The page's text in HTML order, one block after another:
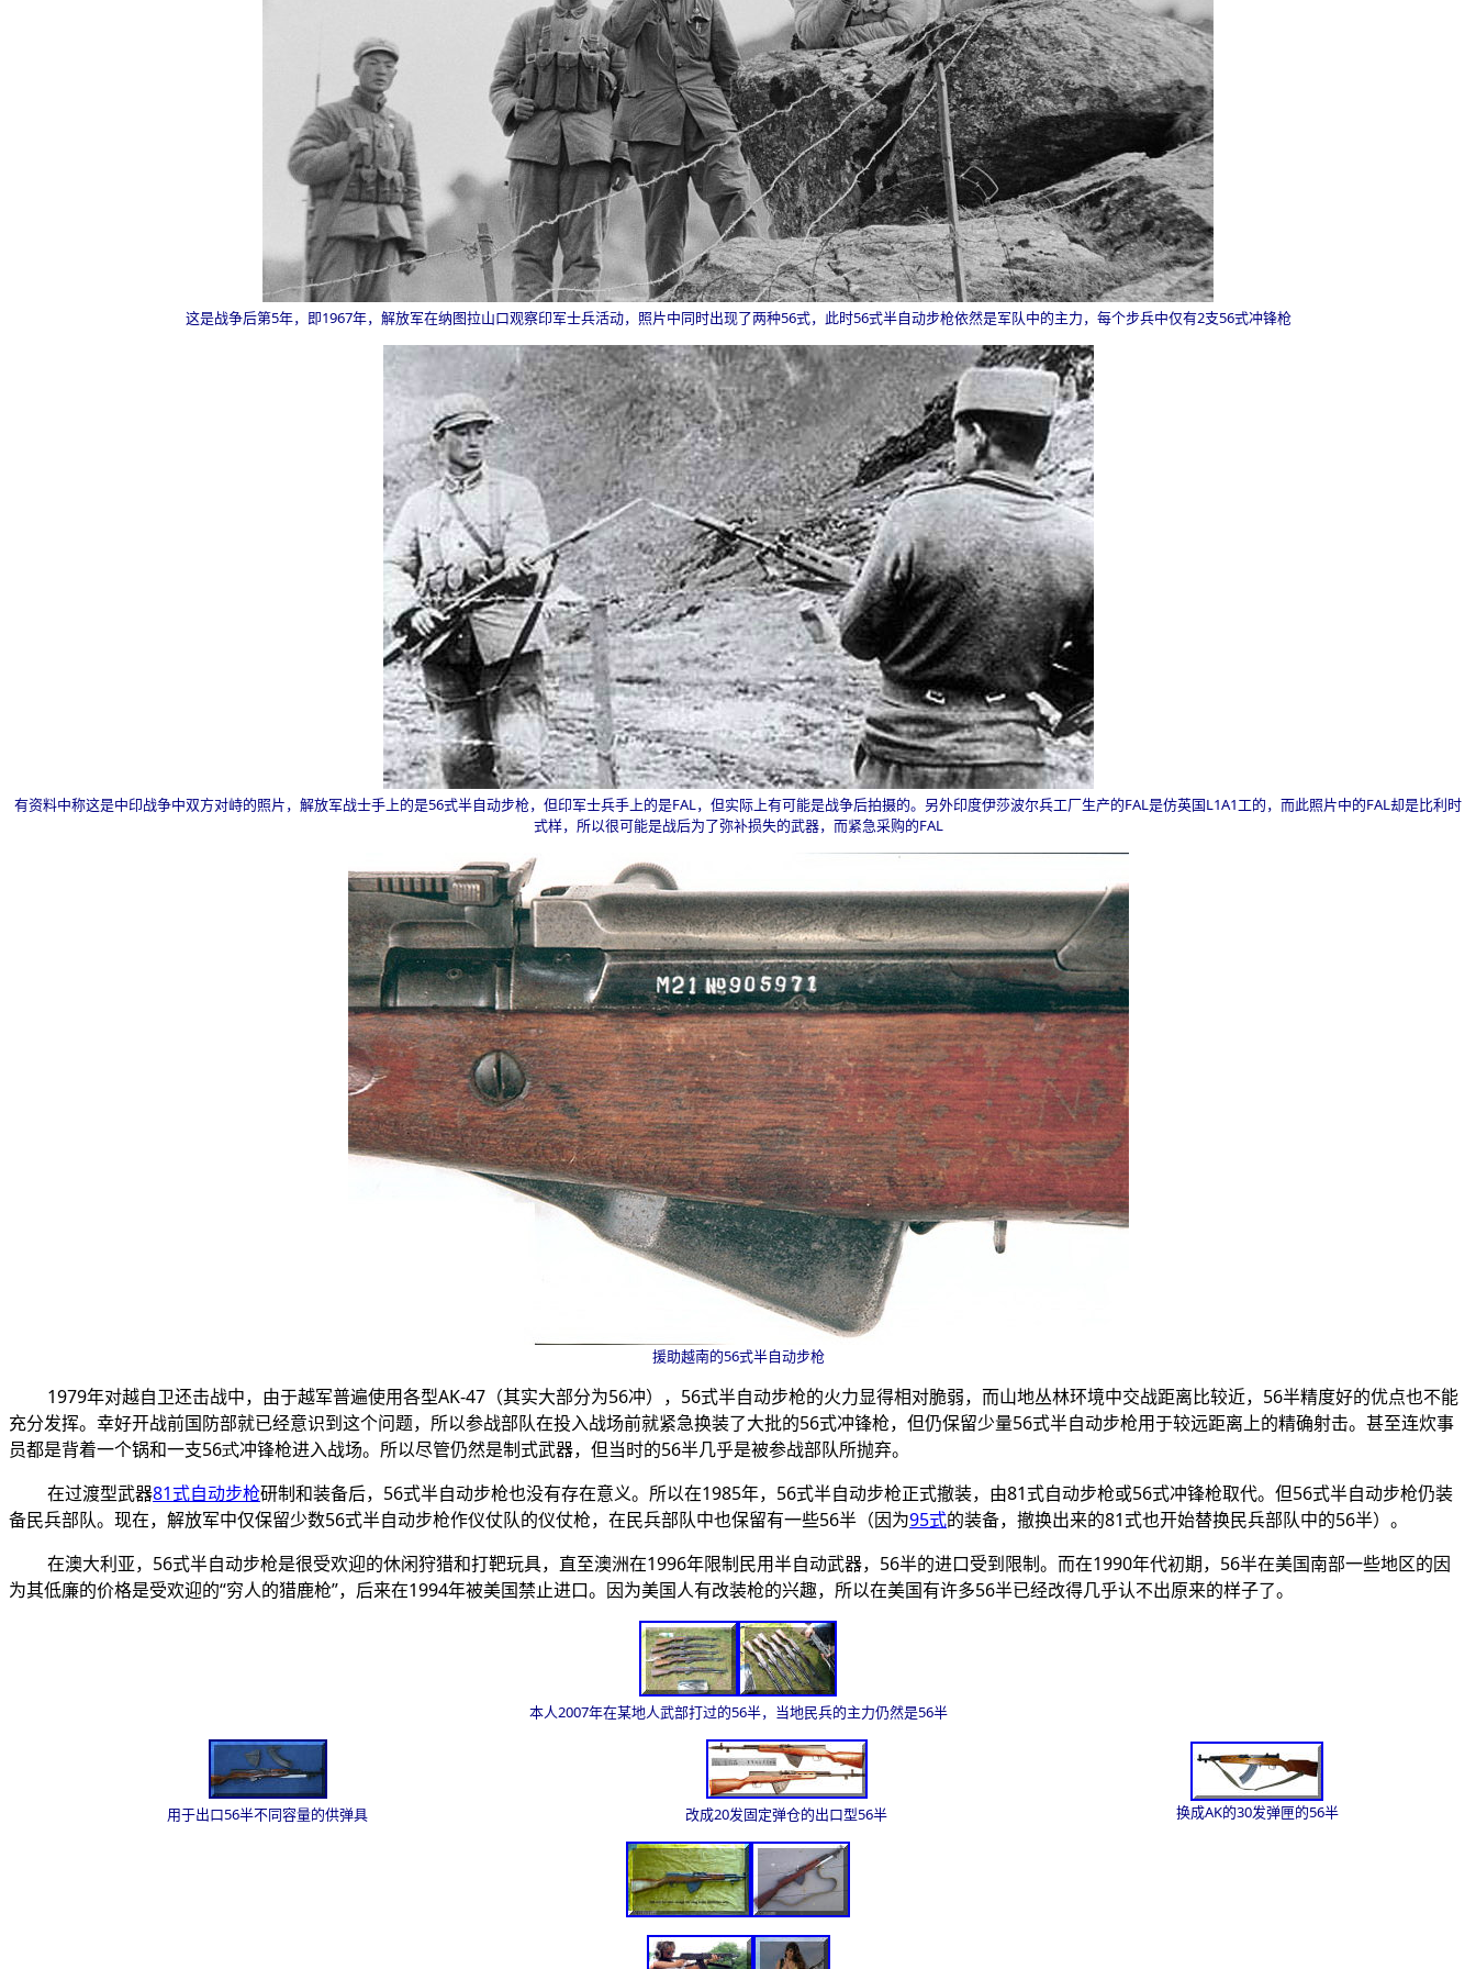
这是战争后第5年，即1967年，解放军在纳图拉山口观察印军士兵活动，照片中同时出现了两种56式，此时56式半自动步枪依然是军队中的主力，每个步兵中仅有2支56式冲锋枪
有资料中称这是中印战争中双方对峙的照片，解放军战士手上的是56式半自动步枪，但印军士兵手上的是FAL，但实际上有可能是战争后拍摄的。另外印度伊莎波尔兵工厂生产的FAL是仿英国L1A1工的，而此照片中的FAL却是比利时
式样，所以很可能是战后为了弥补损失的武器，而紧急采购的FAL
援助越南的56式半自动步枪
1979年对越自卫还击战中，由于越军普遍使用各型AK-47（其实大部分为56冲）， 56式半自动步枪的火力显得相对脆弱，而山地丛林环境中交战距离比较近， 56半精度好的优点也不能
充分发挥。幸好开战前国防部就已经意识到这个问题，所以参战部队在投入战场前就紧急换装了大批的56式冲锋枪，但仍保留少量56式半自动步枪用于较远距离上的精确射击。甚至连炊事
员都是背着一个锅和一支56式冲锋枪进入战场。所以尽管仍然是制式武器，但当时的56半几乎是被参战部队所抛弃。
在过渡型武器81式自动步枪研制和装备后， 56式半自动步枪也没有存在意义。所以在1985年， 56式半自动步枪正式撤装，由81式自动步枪或56式冲锋枪取代。但56式半自动步枪仍装
备民兵部队。现在，解放军中仅保留少数56式半自动步枪作仪仗队的仪仗枪，在民兵部队中也保留有一些56半（因为95式的装备，撤换出来的81式也开始替换民兵部队中的56半）。
在澳大利亚， 56式半自动步枪是很受欢迎的休闲狩猎和打靶玩具，直至澳洲在1996年限制民用半自动武器， 56半的进口受到限制。而在1990年代初期， 56半在美国南部一些地区的因
为其低廉的价格是受欢迎的“穷人的猎鹿枪”，后来在1994年被美国禁止进口。因为美国人有改装枪的兴趣，所以在美国有许多56半已经改得几乎认不出原来的样子了。
本人2007年在某地人武部打过的56半，当地民兵的主力仍然是56半
用于出口56半不同容量的供弹具 改成20发固定弹仓的出口型56半 换成AK的30发弹匣的56半